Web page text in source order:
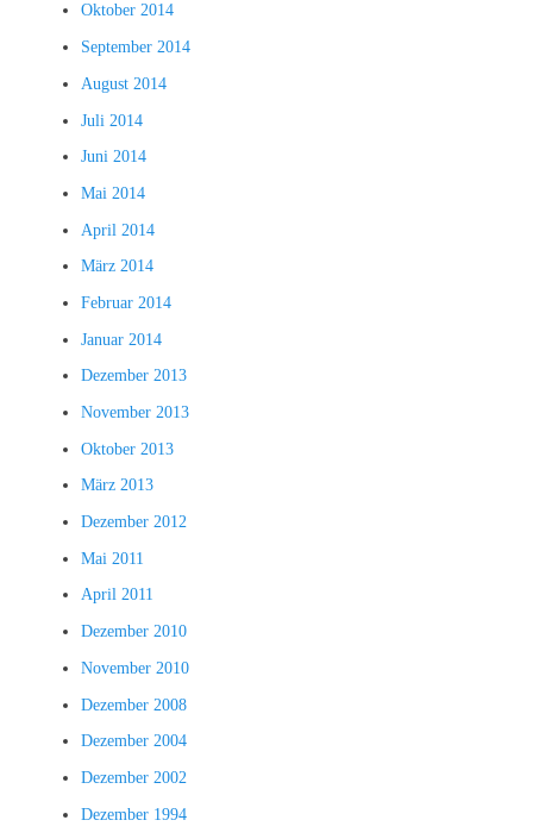
Oktober 2014
September 2014
August 2014
Juli 2014
Juni 2014
Mai 2014
April 2014
März 2014
Februar 2014
Januar 2014
Dezember 2013
November 2013
Oktober 2013
März 2013
Dezember 2012
Mai 2011
April 2011
Dezember 2010
November 2010
Dezember 2008
Dezember 2004
Dezember 2002
Dezember 1994